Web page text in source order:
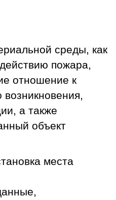
среды, как
пожара,
отношение к
возникновения,
а также
объект
места